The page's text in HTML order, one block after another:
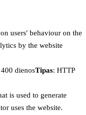
users' behaviour on the
by the website
400 dienosTipas: HTTP
is used to generate
uses the website.